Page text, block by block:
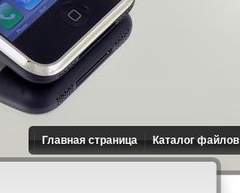
Главная страница Каталог файлов